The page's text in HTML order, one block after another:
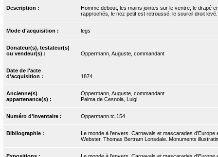
Description :
Homme debout, les mains jointes sur le ventre, le drapé
rapprochés, le nez petit est retroussé, le sourcil droit levé.
Mode d'acquisition : legs
Donateur(s), testateur(s)
ou vendeur(s) :
Oppermann, Auguste, commandant
Date de l'acte
d'acquisition :
1874
Ancienne(s)
appartenance(s) :
Oppermann, Auguste, commandant
Palma de Cesnola, Luigi
Numéro d'inventaire : Oppermann.tc.154
Bibliographie :
Le monde à l'envers. Carnavals et mascarades d'Europe
Webster, Thomas Bertram Lonsdale. Monuments
Expositions : Le monde à l'envers. Carnavals et mascarades